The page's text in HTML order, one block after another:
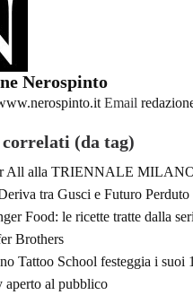
Nerospinto
Email
(da tag)
All alla TRIENNALE
tra Gusci e Futuro Perduto
Food: le ricette tratte dalla
Brothers
Tattoo School festeggia i suoi
aperto al pubblico